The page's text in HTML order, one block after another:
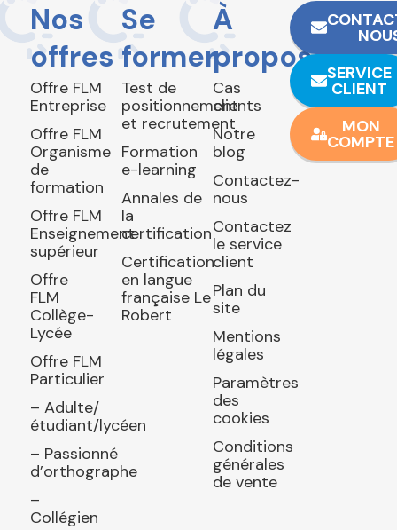
Nos
offres
Offre FLM
Entreprise
Offre FLM
Organisme
de
formation
Offre FLM
Enseignement
supérieur
Offre
FLM
Collège-
Lycée
Offre FLM
Particulier
– Adulte/
étudiant/lycéen
– Passionné
d’orthographe
–
Collégien
Se
former
Test de
positionnement
et recrutement
Formation
e-learning
Annales de
la
certification
Certification
en langue
française Le
Robert
À
propos
Cas
clients
Notre
blog
Contactez-
nous
Contactez
le service
client
Plan du
site
Mentions
légales
Paramètres
des
cookies
Conditions
générales
de vente
SERVICE
CLIENT
MON
COMPTE